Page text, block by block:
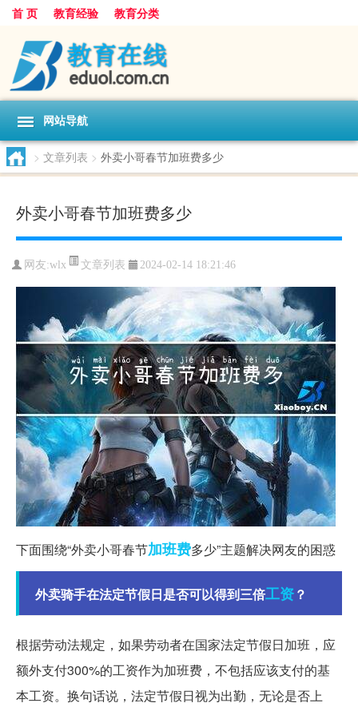
首 页 教育经验 教育分类
网站导航
> 文章列表 > 外卖小哥春节加班费多少
外卖小哥春节加班费多少
网友:wlx 文章列表 2024-02-14 18:21:46
下面围绕“外卖小哥春节加班费多少”主题解决网友的困惑
外卖骑手在法定节假日是否可以得到三倍工资？
根据劳动法规定，如果劳动者在国家法定节假日加班，应
额外支付300%的工资作为加班费，不包括应该支付的基
本工资。换句话说，法定节假日视为出勤，无论是否上